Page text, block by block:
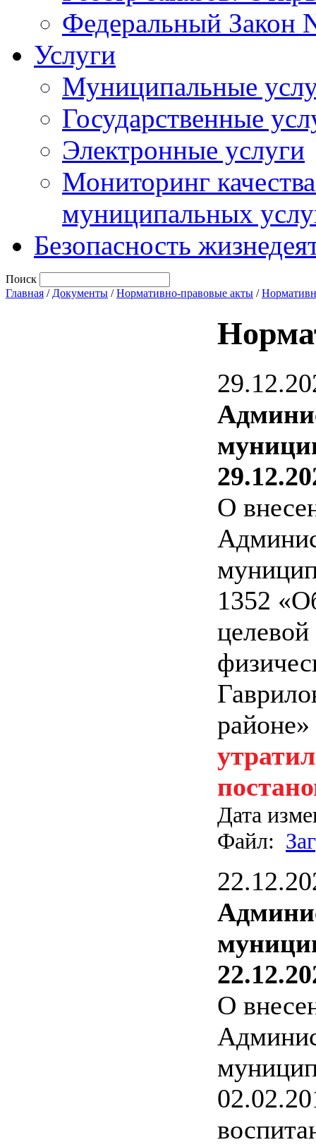
Федеральный Закон
Услуги
Муниципальные
Государственные
Электронные услуги
Мониторинг
муниципальных
Безопасность
Поиск
Главная / Документы /Нормативно-правовые акты /
О
1352
Дата
Файл:
О